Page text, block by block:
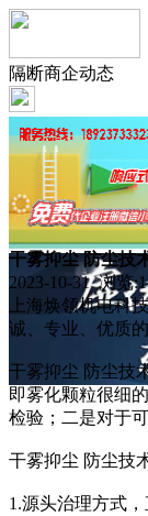
隔断商企动态
干雾抑尘 防尘技
2023-10-31 浏览:
上海焕领机电科
诚、专业、优质
干雾抑尘 防尘技
即雾化颗粒很细
检验；二是对于
干雾抑尘 防尘技
1.源头治理方式